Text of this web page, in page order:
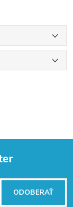
ODOBERAŤ